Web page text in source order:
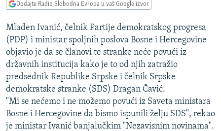
Pređite
pretragu
VIZUELNO
VIDEO
FOTOGALERIJE
INFOGRAFIKE
PODCASTI
RAT U UKRAJINI
KINA NA BALKANU
RSE PRIČE IZ SVIJETA
ISPRIČAJ MI
DNEVNO@RSE
Dodajte Radio Slobodna Evropa u vaš Google izvor
Mladen Ivanić, čelnik Partije demokratskog progresa
(PDP) i ministar spoljnih poslova Bosne i Hercegovine
objavio je da se članovi te stranke neće povući iz
državnih institucija kako je to od njih zatražio
predsednik Republike Srpske i čelnik Srpske
demokratske stranke (SDS) Dragan Čavić.
"Mi se nećemo i ne možemo povući iz Saveta ministara
Bosne i Hercegovine da bismo ispunili želju SDS", rekao
je ministar Ivanić banjalučkim "Nezavisnim novinama".